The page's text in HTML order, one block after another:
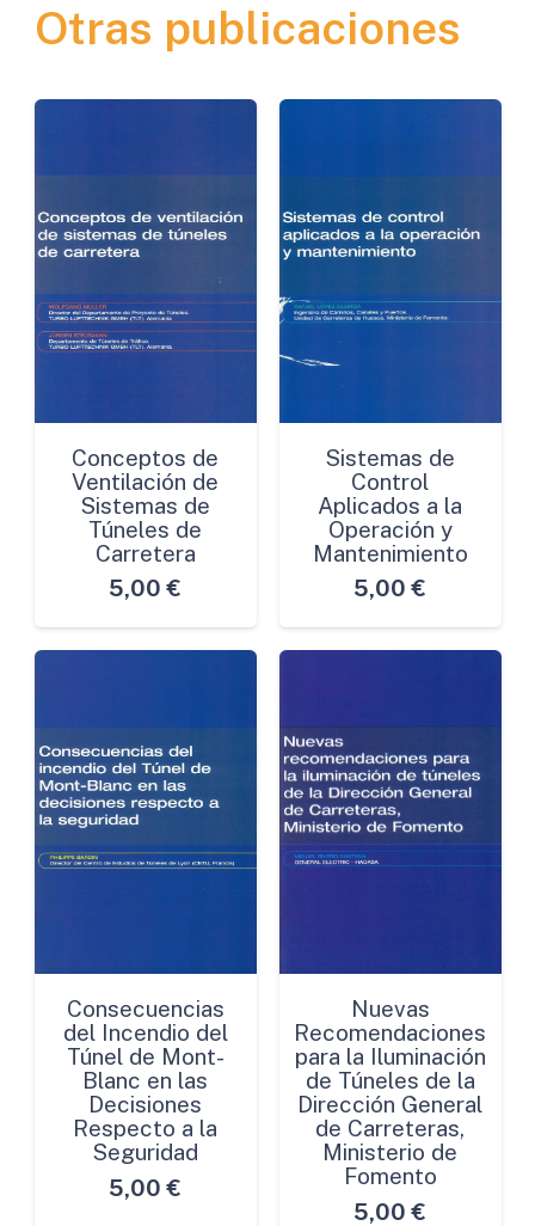
cantidad
Otras publicaciones
Conceptos de
Ventilación de
Sistemas de
Túneles de
Carretera
5,00 €
Sistemas de
Control
Aplicados a la
Operación y
Mantenimiento
5,00 €
Consecuencias
del Incendio del
Túnel de Mont-
Blanc en las
Decisiones
Respecto a la
Seguridad
5,00 €
Nuevas
Recomendaciones
para la Iluminación
de Túneles de la
Dirección General
de Carreteras,
Ministerio de
Fomento
5,00 €